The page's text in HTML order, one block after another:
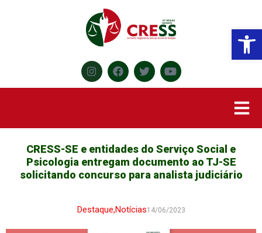
CRESS-SE e entidades do Serviço Social e
Psicologia entregam documento ao TJ-SE
solicitando concurso para analista judiciário
Destaque,Notícias14/06/2023